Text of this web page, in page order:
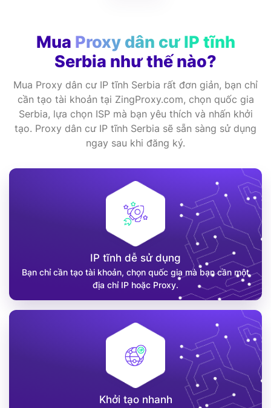
Mua Proxy dân cư IP tĩnh
Serbia như thế nào?
Mua Proxy dân cư IP tĩnh Serbia rất đơn giản, bạn chỉ
cần tạo tài khoản tại ZingProxy.com, chọn quốc gia
Serbia, lựa chọn ISP mà bạn yêu thích và nhấn khởi
tạo. Proxy dân cư IP tĩnh Serbia sẽ sẵn sàng sử dụng
ngay sau khi đăng ký.
IP tĩnh dễ sử dụng
Bạn chỉ cần tạo tài khoản, chọn quốc gia mà bạn cần một
địa chỉ IP hoặc Proxy.
Khởi tạo nhanh